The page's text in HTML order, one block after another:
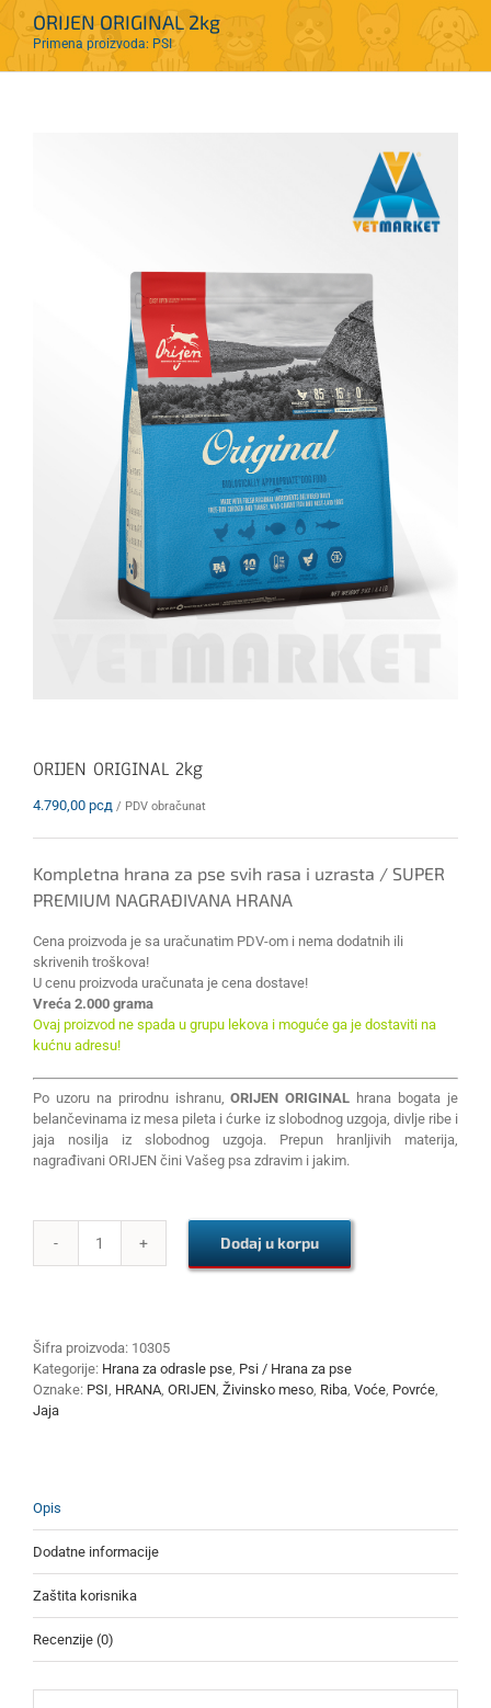
ORIJEN ORIGINAL 2kg
Primena proizvoda: PSI
ORIJEN ORIGINAL 2kg
4.790,00 рсд / PDV obračunat
Kompletna hrana za pse svih rasa i uzrasta / SUPER
PREMIUM NAGRAĐIVANA HRANA
Cena proizvoda je sa uračunatim PDV-om i nema dodatnih ili
skrivenih troškova!
U cenu proizvoda uračunata je cena dostave!
Vreća 2.000 grama
Ovaj proizvod ne spada u grupu lekova i moguće ga je dostaviti na
kućnu adresu!
Po uzoru na prirodnu ishranu,ORIJEN ORIGINAL hrana bogata je
belančevinama iz mesa pileta i ćurke iz slobodnog uzgoja, divlje ribe i
jaja nosilja iz slobodnog uzgoja. Prepun hranljivih materija,
nagrađivani ORIJEN čini Vašeg psa zdravim i jakim.
ORIJEN
Dodaj u korpu
Šifra proizvoda: 10305
Kategorije: Hrana za odrasle pse Psi / Hrana za pse
Oznake: PSI HRANA ORIJEN Živinsko meso Riba Voće Povrće
Jaja
Opis
Dodatne informacije
Zaštita korisnika
Recenzije (0)